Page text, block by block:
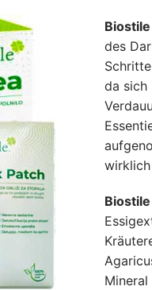
des
da sich
Mineral